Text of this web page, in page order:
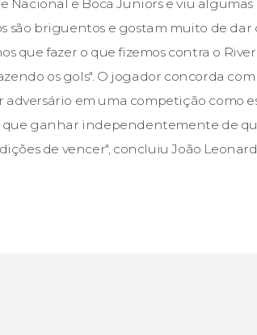
e Boca Juniors e viu algumas
são briguentos e gostam muito de dar
que fazer o que fizemos contra o
os gols". O jogador concorda
em uma competição como
que ganhar independentemente de
de vencer", concluiu João